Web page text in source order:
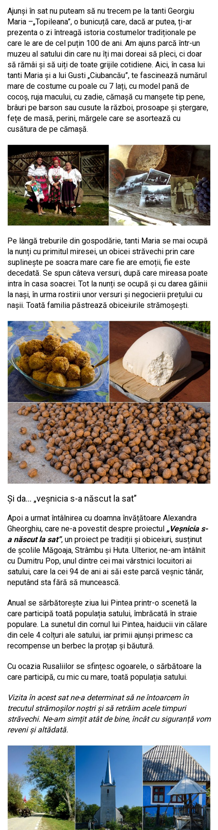
Ajunși în sat nu puteam să nu trecem pe la tanti Georgiu
Maria –„Topileana”, o bunicuță care, dacă ar putea, ți-ar
prezenta o zi întreagă istoria costumelor tradiționale pe
care le are de cel puțin 100 de ani. Am ajuns parcă într-un
muzeu al satului din care nu îți mai doreai să pleci, ci doar
să rămâi și să uiți de toate grijile cotidiene. Aici, în casa lui
tanti Maria și a lui Gusti „Ciubancău”, te fascinează numărul
mare de costume cu poale cu 7 lați, cu model pană de
cocoș, ruja macului, cu zadie, cămașă cu manșete tip pene,
brâuri pe barson sau cusute la război, prosoape și ștergare,
fețe de masă, perini, mărgele care se asortează cu
cusătura de pe cămașă.
Pe lângă treburile din gospodărie, tanti Maria se mai ocupă
la nunți cu primitul miresei, un obicei străvechi prin care
suplinește pe soacra mare care fie are emoții, fie este
decedată. Se spun câteva versuri, după care mireasa poate
intra în casa soacrei. Tot la nunți se ocupă și cu darea găinii
la nași, în urma rostirii unor versuri și negocierii prețului cu
nașii. Toată familia păstrează obiceiurile strămoșești.
Și da… „veșnicia s-a născut la sat”
Apoi a urmat întâlnirea cu doamna învățătoare Alexandra
Gheorghiu, care ne-a povestit despre proiectul „Veșnicia s-
a născut la sat”, un proiect pe tradiții și obiceiuri, susținut
de școlile Măgoaja, Strâmbu și Huta. Ulterior, ne-am întâlnit
cu Dumitru Pop, unul dintre cei mai vârstnici locuitori ai
satului, care la cei 94 de ani ai săi este parcă veșnic tânăr,
neputând sta fără să muncească.
Anual se sărbătorește ziua lui Pintea printr-o scenetă la
care participă toată populația satului, îmbrăcată în straie
populare. La sunetul din cornul lui Pintea, haiducii vin călare
din cele 4 colțuri ale satului, iar primii ajunși primesc ca
recompense un berbec la proțap și băutură.
Cu ocazia Rusaliilor se sfințesc ogoarele, o sărbătoare la
care participă, cu mic cu mare, toată populația satului.
Vizita în acest sat ne-a determinat să ne întoarcem în
trecutul strămoșilor noștri și să retrăim acele timpuri
străvechi. Ne-am simțit atât de bine, încât cu siguranță vom
reveni și altădată.